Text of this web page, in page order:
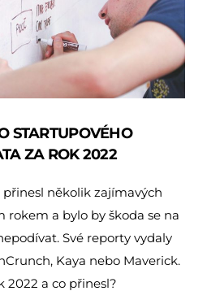
STARTUPOVÉHO
ZA ROK 2022
několik zajímavých
a bylo by škoda se na
Své reporty vydaly
Kaya nebo Maverick.
2022 a co přinesl?